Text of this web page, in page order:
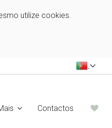
utilize cookies.
Contactos